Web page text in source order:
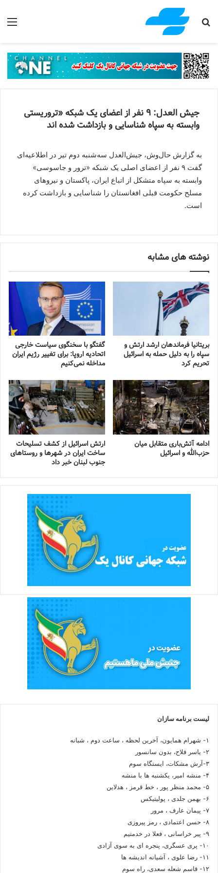
جستجو برای
جیش العدل: ۹ نفر از اعضای یک شبکه «تروریستی
وابسته به سپاه شناسایی و بازداشت شده اند
به گزارش حال‌وش، جیش‌العدل سه‌شنبه دوم تیر در اطلاعیه‌ای
گفت ۹ نفر از اعضای اصلی یک شبکه «ترور و جاسوسی»
وابسته به سپاه متشکل از اتباع ایران، پاکستان و نیروهای
مسلح حکومت قبلی افغانستان را شناسایی و بازداشت کرده
است.
نوشته های مشابه
بریتانیا فرماندهان ارشد ارتش و
سپاه را به دلیل حمله به اسرائیل
تحریم کرد
گفتگو با سخنگوی سیاست خارجی
اتحادیه اروپا: برای تغییر رژیم ایران
مداخله نمی‌کنیم
ادامه آتش‌باری متقابل میان
حزب‌الله و اسرائیل
ارتش اسرائیل از کشف تسلیحات
ساخت ایران در شهرها و روستاهای
جنوب لبنان خبر داد
لیست برنامه سازان
۱- شهرام همایون، آخرین لحظه ، ساعت دوم ، شبانه
۲- یاسر فلاح، بدون سانسور
۳-آرش مشکات، ایستگاه سوم
۴- منشه امیر، یکشنبه ها با منشه
۵- محمد منظر پور ، خط قرمز ، هدلاین
۶- بهمن جلدی ، پولیتیکس
۷- پیمان عارف ، مرور
۸- حسن اعتمادی ، رمز پیروزی
۹- پیر خراسانی ، فعلا در خدمتیم
۱۰- پری عسگری، پنجره ای به سوی آزادی
۱۱- رضا علوی ، آشیانه اندیشه ها
۱۲- قاسم شعله سعدی، راه سوم